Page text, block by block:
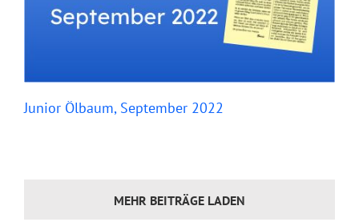
Junior Ölbaum, September 2022
MEHR BEITRÄGE LADEN